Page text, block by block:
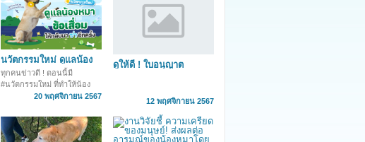
นวัตกรรมใหม่ ดูแลน้อง
หมาข้อเสื่อมให้กลับมาซ่า
อีกครั้ง
ทุกคนข่าวดี ! ตอนนี้มี
#นวัตกรรมใหม่ ที่ทำให้น้อง
หมาเป็นโรคข้อเสื่อมได้กลับ
เจ้าของอย่างเราตรงดิ่งไป
คลินิกได้เลย💖
20 พฤศจิกายน 2567
ดูให้ดี ! ใบอนุญาต
12 พฤศจิกายน 2567